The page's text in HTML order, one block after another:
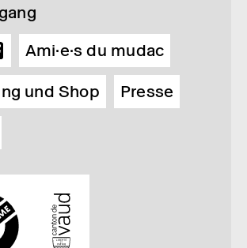
Ami·e·s du mudac
und Shop
Presse